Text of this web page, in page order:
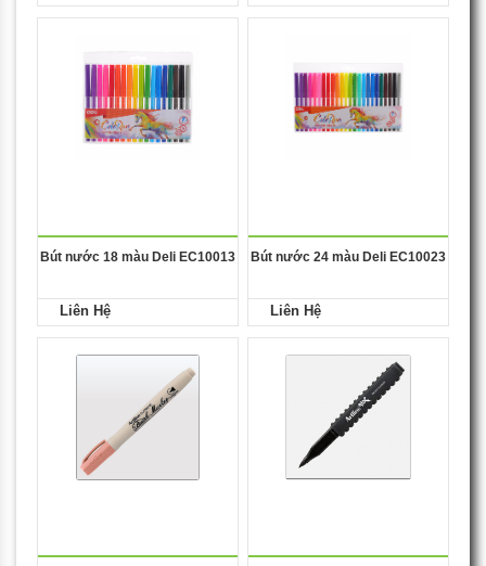
Bút nước 18 màu Deli EC10013
Liên Hệ
Bút nước 24 màu Deli EC10023
Liên Hệ